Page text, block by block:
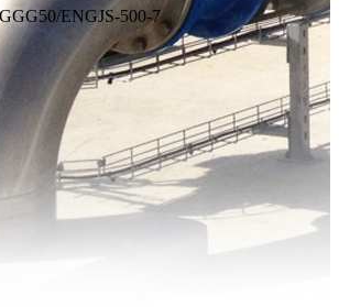
ENGJS-500-7